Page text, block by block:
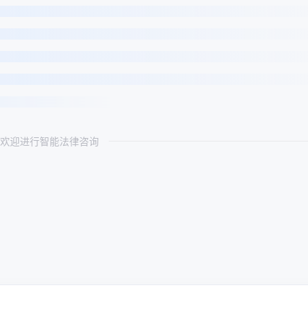
欢迎进行智能法律咨询